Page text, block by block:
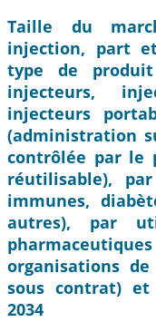
Taille du
injection, part
type de
injecteurs,
injecteurs
(administration
contrôlée par le
réutilisable),
immunes,
autres), par
organisations
sous contrat) et
2034